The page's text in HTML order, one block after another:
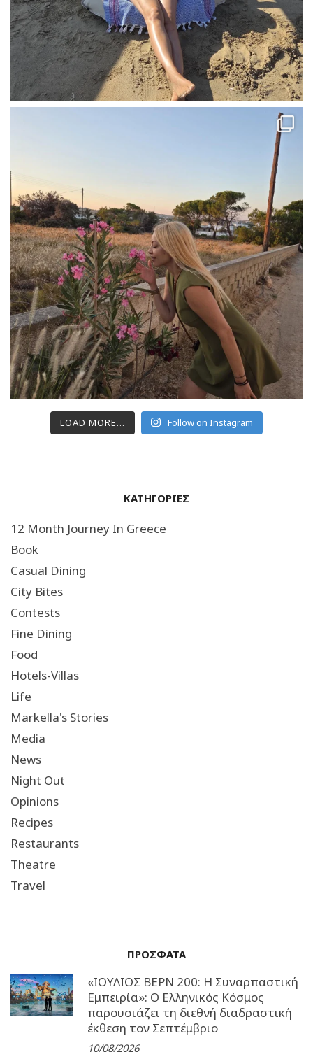
LOAD MORE... Follow on Instagram
ΚΑΤΗΓΟΡΙΕΣ
12 Month Journey In Greece
Book
Casual Dining
City Bites
Contests
Fine Dining
Food
Hotels-Villas
Life
Markella's Stories
Media
News
Night Out
Opinions
Recipes
Restaurants
Theatre
Travel
ΠΡΟΣΦΑΤΑ
«ΙΟΥΛΙΟΣ ΒΕΡΝ 200: Η Συναρπαστική
Εμπειρία»: Ο Ελληνικός Κόσμος
παρουσιάζει τη διεθνή διαδραστική
έκθεση τον Σεπτέμβριο
10/08/2026